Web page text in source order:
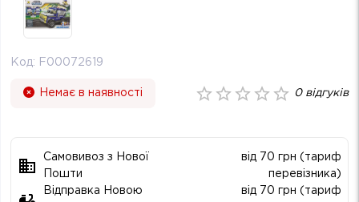
Код: F00072619
Немає в наявності 0відгуків
Самовивоз з Нової
Пошти
від 70 грн (тариф
перевізника)
Відправка Новою
від 70 грн (тариф